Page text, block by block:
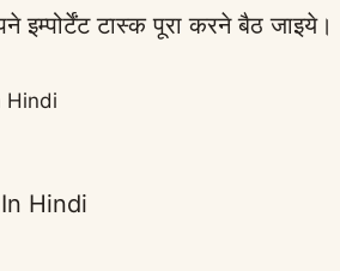
टास्क पूरा करने बैठ जाइये।
Hindi
Hindi